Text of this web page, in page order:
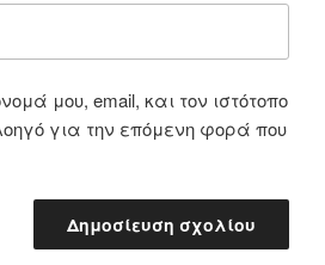
μου, email, και τον ιστότοπο
για την επόμενη φορά που